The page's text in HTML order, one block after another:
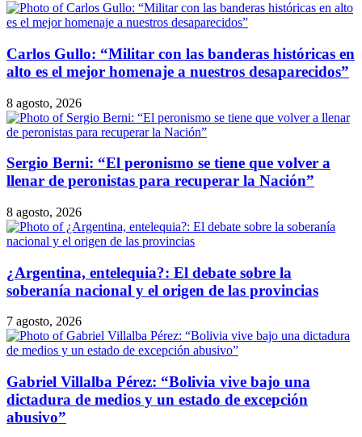
Carlos Gullo: “Militar con las banderas históricas en
alto es el mejor homenaje a nuestros desaparecidos”
8 agosto, 2026
Sergio Berni: “El peronismo se tiene que volver a
llenar de peronistas para recuperar la Nación”
8 agosto, 2026
¿Argentina, entelequia?: El debate sobre la
soberanía nacional y el origen de las provincias
7 agosto, 2026
Gabriel Villalba Pérez: “Bolivia vive bajo una
dictadura de medios y un estado de excepción
abusivo”